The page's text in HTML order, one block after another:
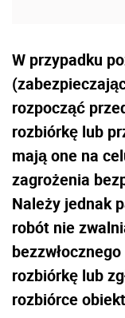
W przypadku
rozpocząć
rozbiórkę lub
mają one na
zagrożenia
Należy jednak
robót nie
rozbiórkę lub
rozbiórce